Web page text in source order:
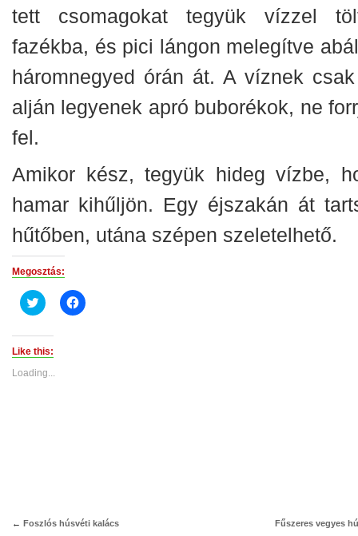
tett csomagokat tegyük vízzel
fazékba, és pici lángon melegítve
háromnegyed órán át. A víznek
alján legyenek apró buborékok, ne
fel.
Amikor kész, tegyük hideg vízbe,
hamar kihűljön. Egy éjszakán át
hűtőben, utána szépen szeletelhető.
Megosztás:
Click
to
(Opens
new
Click
to
Like this:
Loading...
← Foszlós húsvéti kalács Fűszeres vegyes